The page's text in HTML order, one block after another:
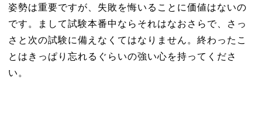
姿勢は重要ですが、失敗を悔いることに価値はないの
です。まして試験本番中ならそれはなおさらで、さっ
さと次の試験に備えなくてはなりません。終わったこ
とはきっぱり忘れるぐらいの強い心を持ってくださ
い。